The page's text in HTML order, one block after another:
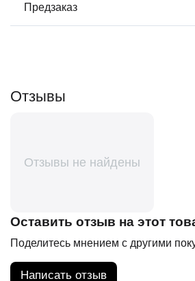
Предзаказ
Отзывы
Отзывы не найдены
Оставить отзыв на этот
Поделитесь мнением с другими
Написать отзыв